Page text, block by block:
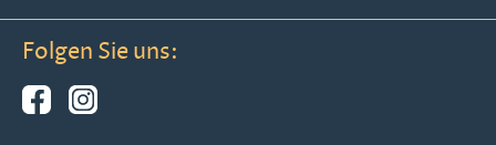
Folgen Sie uns: